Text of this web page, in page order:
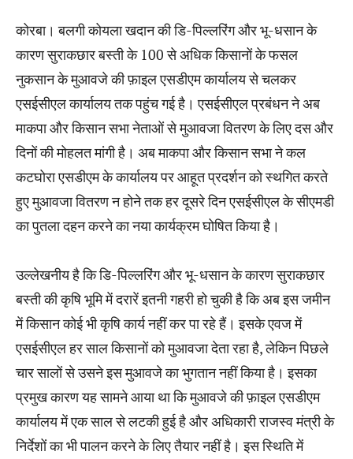
कोरबा। बलगी कोयला खदान की डि-पिल्लरिंग और भू-धसान के
कारण सुराकछार बस्ती के 100 से अधिक किसानों के फसल
नुकसान के मुआवजे की फ़ाइल एसडीएम कार्यालय से चलकर
एसईसीएल कार्यालय तक पहुंच गई है। एसईसीएल प्रबंधन ने अब
माकपा और किसान सभा नेताओं से मुआवजा वितरण के लिए दस और
दिनों की मोहलत मांगी है। अब माकपा और किसान सभा ने कल
कटघोरा एसडीएम के कार्यालय पर आहूत प्रदर्शन को स्थगित करते
हुए मुआवजा वितरण न होने तक हर दूसरे दिन एसईसीएल के सीएमडी
का पुतला दहन करने का नया कार्यक्रम घोषित किया है।
उल्लेखनीय है कि डि-पिल्लरिंग और भू-धसान के कारण सुराकछार
बस्ती की कृषि भूमि में दरारें इतनी गहरी हो चुकी है कि अब इस जमीन
में किसान कोई भी कृषि कार्य नहीं कर पा रहे हैं। इसके एवज में
एसईसीएल हर साल किसानों को मुआवजा देता रहा है, लेकिन पिछले
चार सालों से उसने इस मुआवजे का भुगतान नहीं किया है। इसका
प्रमुख कारण यह सामने आया था कि मुआवजे की फ़ाइल एसडीएम
कार्यालय में एक साल से लटकी हुई है और अधिकारी राजस्व मंत्री के
निर्देशों का भी पालन करने के लिए तैयार नहीं है। इस स्थिति में